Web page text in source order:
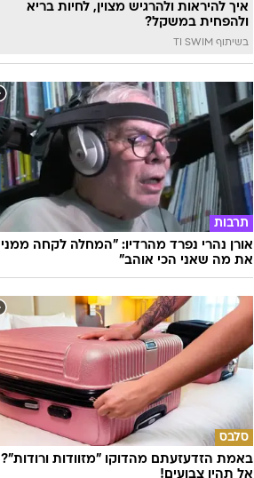
איך להיראות ולהרגיש מצוין, לחיות בריא
ולהפחית במשקל?
בשיתוף TI SWIM
תרבות
אורן נהרי נפרד מהרדיו: "המחלה לקחה ממני
את מה שאני הכי אוהב"
סלבס
באמת הזדעזעתם מהדוקו "מזוודות ורודות"?
אל תהיו צבועים!